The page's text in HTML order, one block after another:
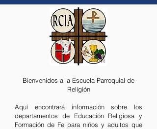
Bienvenidos a la Escuela Parroquial de
Religión
Aquí encontrará información sobre los
departamentos de Educación Religiosa y
Formación de Fe para niños y adultos que